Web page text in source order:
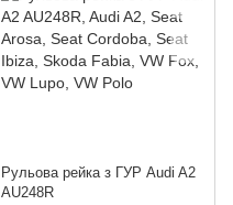
Рульова рейка з ГУР Audi A2
AU248R